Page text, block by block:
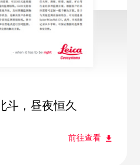
斗，昼夜恒久
前往查看